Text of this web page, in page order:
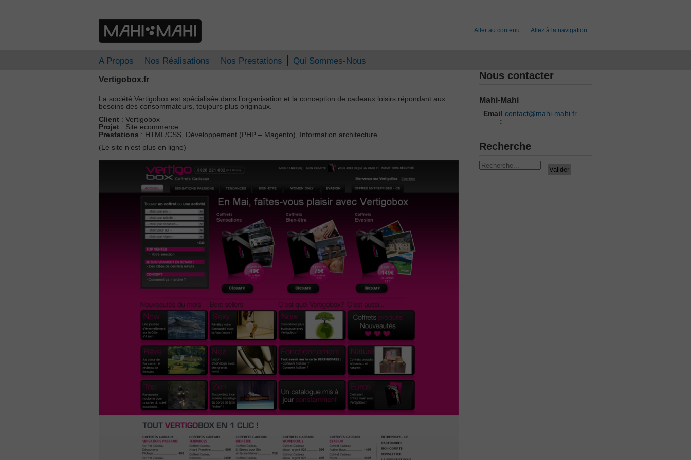
Aller au contenu Allez à la navigation
A Propos Nos Réalisations Nos Prestations Qui Sommes-Nous
Vertigobox.fr
La société Vertigobox est spécialisée dans l’organisation et la conception de cadeaux loisirs répondant aux
besoins des consommateurs, toujours plus originaux.
Client : Vertigobox
Projet : Site ecommerce
Prestations : HTML/CSS, Développement (PHP – Magento), Information architecture
(Le site n’est plus en ligne)
Nous contacter
Mahi-Mahi
Email
:
contact@mahi-mahi.fr
Recherche